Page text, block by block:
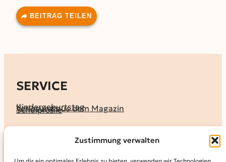
Zustimmung verwalten
BEITRAG TEILEN
SERVICE
Kindergeburtstag
Verlosung aus dem Magazin
Schulprofile
KALENDER